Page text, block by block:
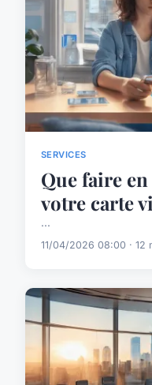
SERVICES
Que faire
votre carte
...
11/04/2026 08:00 · 12